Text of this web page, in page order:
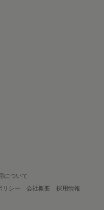
について
リシー 会社概要
採用情報